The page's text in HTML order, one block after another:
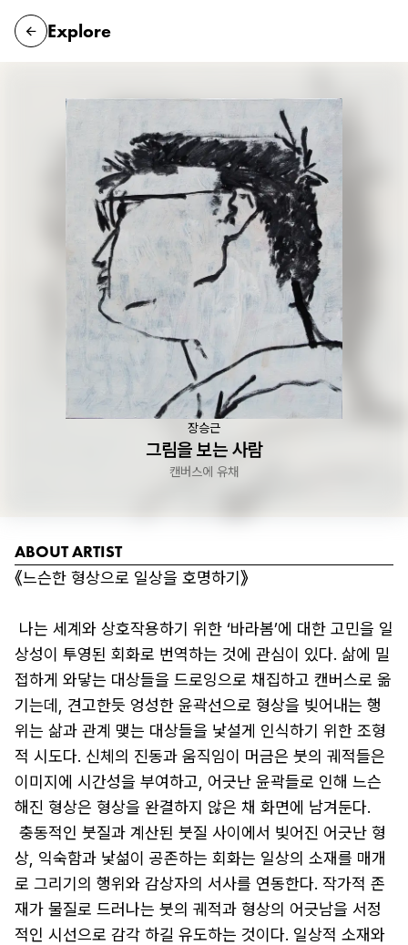
Explore
장승근
그림을 보는 사람
캔버스에 유채
ABOUT ARTIST
《느슨한 형상으로 일상을 호명하기》
상성이 투영된 회화로 번역하는 것에 관심이 있다. 삶에 밀
접하게 와닿는 대상들을 드로잉으로 채집하고 캔버스로 옮
기는데, 견고한듯 엉성한 윤곽선으로 형상을 빚어내는 행
위는 삶과 관계 맺는 대상들을 낯설게 인식하기 위한 조형
적 시도다. 신체의 진동과 움직임이 머금은 붓의 궤적들은
이미지에 시간성을 부여하고, 어긋난 윤곽들로 인해 느슨
해진 형상은 형상을 완결하지 않은 채 화면에 남겨둔다.
상, 익숙함과 낯섦이 공존하는 회화는 일상의 소재를 매개
로 그리기의 행위와 감상자의 서사를 연동한다. 작가적 존
재가 물질로 드러나는 붓의 궤적과 형상의 어긋남을 서정
적인 시선으로 감각 하길 유도하는 것이다. 일상적 소재와